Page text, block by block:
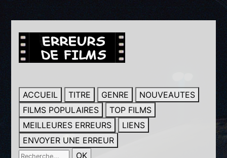
ACCUEIL TITRE GENRE
NOUVEAUTES
FILMS POPULAIRES
TOP FILMS
MEILLEURES ERREURS
LIENS
ENVOYER UNE ERREUR